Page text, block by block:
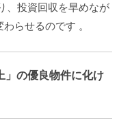
、投資回収を早めなが
わらせるのです 。
」の優良物件に化け